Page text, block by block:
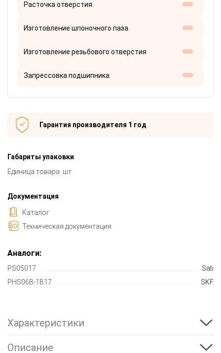
Расточка отверстия
Изготовление шпоночного паза
Изготовление резьбового отверстия
Запрессовка подшипника
Гарантия производителя 1 год
Габариты упаковки
Единица товара: шт
Документация
Каталог
Техническая документация
Аналоги:
PS05017
Sati
PHS06B-1B17
SKF
Характеристики
Описание